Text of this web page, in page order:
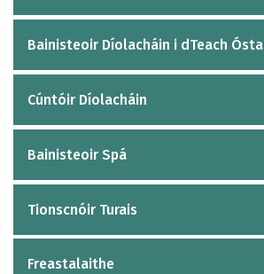
Bainisteoir Díolacháin i dTeach Ósta
Cúntóir Díolacháin
Bainisteoir Spá
Tionscnóir Turais
Freastalaithe